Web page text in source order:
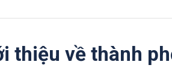
thiệu về thành